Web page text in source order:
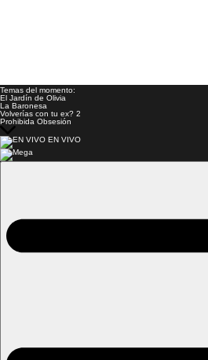
Temas del momento:
El Jardín de Olivia
La Baronesa
Volverías con tu ex? 2
Prohibida Obsesión
EN VIVO